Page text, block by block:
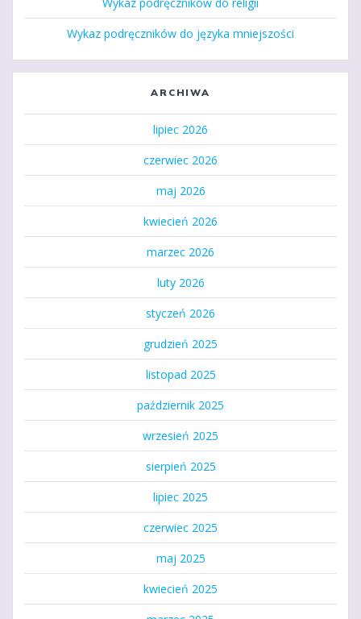
Wykaz podręczników do języka mniejszości
ARCHIWA
lipiec 2026
czerwiec 2026
maj 2026
kwiecień 2026
marzec 2026
luty 2026
styczeń 2026
grudzień 2025
listopad 2025
październik 2025
wrzesień 2025
sierpień 2025
lipiec 2025
czerwiec 2025
maj 2025
kwiecień 2025